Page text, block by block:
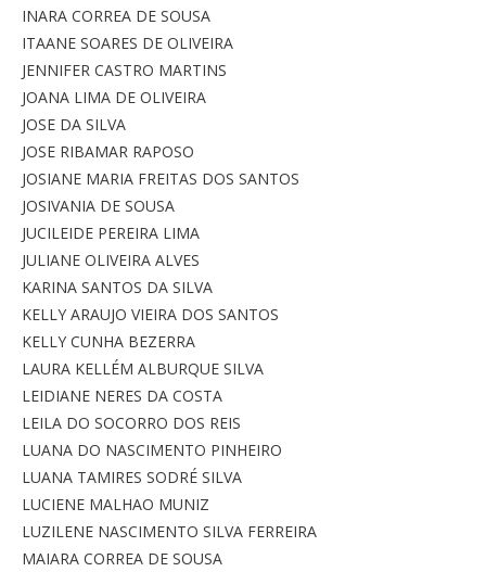
INARA CORREA DE SOUSA
ITAANE SOARES DE OLIVEIRA
JENNIFER CASTRO MARTINS
JOANA LIMA DE OLIVEIRA
JOSE DA SILVA
JOSE RIBAMAR RAPOSO
JOSIANE MARIA FREITAS DOS SANTOS
JOSIVANIA DE SOUSA
JUCILEIDE PEREIRA LIMA
JULIANE OLIVEIRA ALVES
KARINA SANTOS DA SILVA
KELLY ARAUJO VIEIRA DOS SANTOS
KELLY CUNHA BEZERRA
LAURA KELLÉM ALBURQUE SILVA
LEIDIANE NERES DA COSTA
LEILA DO SOCORRO DOS REIS
LUANA DO NASCIMENTO PINHEIRO
LUANA TAMIRES SODRÉ SILVA
LUCIENE MALHAO MUNIZ
LUZILENE NASCIMENTO SILVA FERREIRA
MAIARA CORREA DE SOUSA